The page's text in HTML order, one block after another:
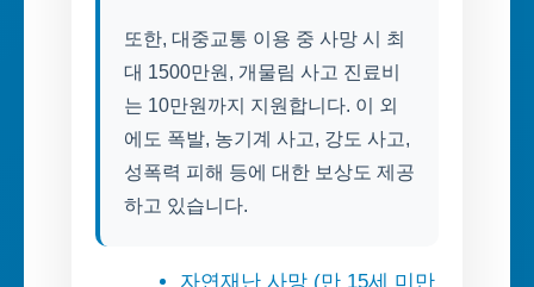
또한, 대중교통 이용 중 사망 시 최
대 1500만원, 개물림 사고 진료비
는 10만원까지 지원합니다. 이 외
에도 폭발, 농기계 사고, 강도 사고,
성폭력 피해 등에 대한 보상도 제공
하고 있습니다.
자연재난 사망 (만 15세 미만